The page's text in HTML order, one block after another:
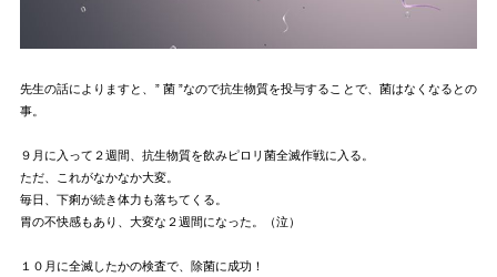
先生の話によりますと、” 菌 ”なので抗生物質を投与することで、菌はなくなるとの
事。
９月に入って２週間、抗生物質を飲みピロリ菌全滅作戦に入る。
ただ、これがなかなか大変。
毎日、下痢が続き体力も落ちてくる。
胃の不快感もあり、大変な２週間になった。（泣）
１０月に全滅したかの検査で、除菌に成功！